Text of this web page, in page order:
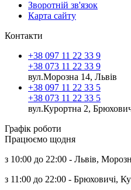
Зворотній зв'язок
Карта сайту
Контакти
+38 097 11 22 33 9
+38 073 11 22 33 9
вул.Морозна 14, Львів
+38 097 11 22 33 5
+38 073 11 22 33 5
вул.Курортна 2,
Графік роботи
Працюємо щодня
з 10:00 до 22:00 - Львів,
з 11:00 до 22:00 - Брюховичі,